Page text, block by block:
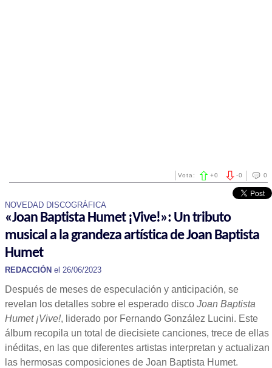
0
-0
Vota: +0
NOVEDAD DISCOGRÁFICA
«Joan Baptista Humet ¡Vive!»: Un tributo
musical a la grandeza artística de Joan Baptista
Humet
REDACCIÓN el 26/06/2023
Después de meses de especulación y anticipación, se
revelan los detalles sobre el esperado disco Joan Baptista
Humet ¡Vive!, liderado por Fernando González Lucini. Este
álbum recopila un total de diecisiete canciones, trece de ellas
inéditas, en las que diferentes artistas interpretan y actualizan
las hermosas composiciones de Joan Baptista Humet.